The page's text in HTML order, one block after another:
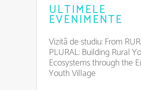
ULTIMELE
EVENIMENTE
Vizită de studiu: From
PLURAL: Building Rural
Ecosystems through the
Youth Village